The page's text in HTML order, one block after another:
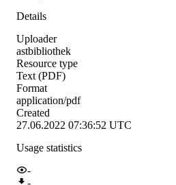
Details
Uploader
astbibliothek
Resource type
Text (PDF)
Format
application/pdf
Created
27.06.2022 07:36:52 UTC
Usage statistics
-
-